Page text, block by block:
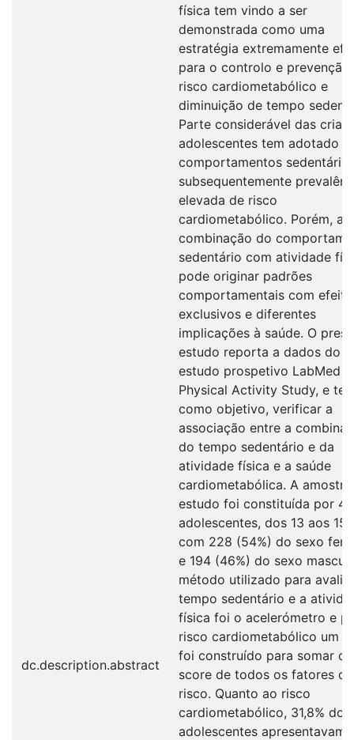
dc.description.abstract
física tem vindo a ser
demonstrada como uma
estratégia extremamente
para o controlo e prevenção
risco cardiometabólico e
diminuição de tempo
Parte considerável das
adolescentes tem adotado
comportamentos
subsequentemente
elevada de risco
cardiometabólico. Porém, a
combinação do
sedentário com atividade
pode originar padrões
comportamentais com
exclusivos e diferentes
implicações à saúde. O
estudo reporta a dados do
estudo prospetivo LabMed
Physical Activity Study, e
como objetivo, verificar a
associação entre a
do tempo sedentário e da
atividade física e a saúde
cardiometabólica. A
estudo foi constituída por
adolescentes, dos 13 aos 15
com 228 (54%) do sexo
e 194 (46%) do sexo
método utilizado para
tempo sedentário e a
física foi o acelerómetro e
risco cardiometabólico um
foi construído para somar
score de todos os fatores de
risco. Quanto ao risco
cardiometabólico, 31,8% dos
adolescentes apresentavam